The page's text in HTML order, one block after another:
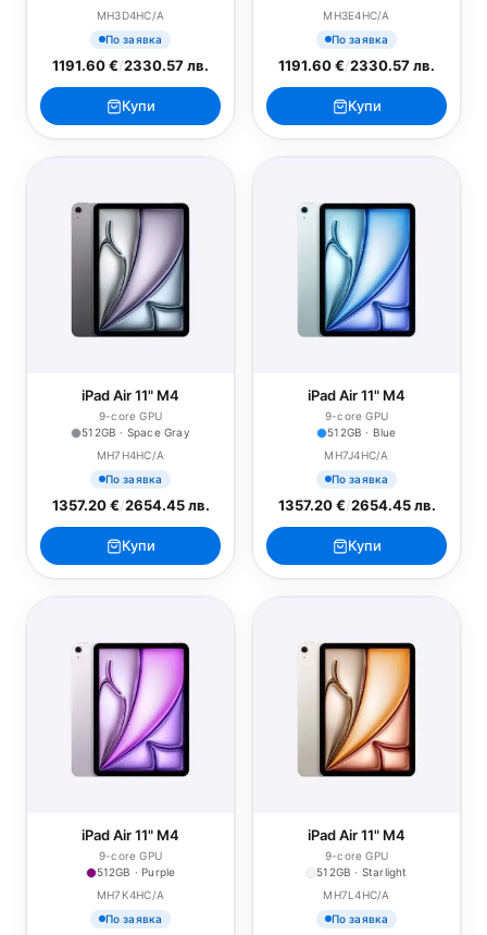
MH3D4HC/A
По заявка
1191.60 €/2330.57 лв.
Купи
MH3E4HC/A
По заявка
1191.60 €/2330.57 лв.
Купи
iPad Air 11" M4
9-core GPU
512GB · Space Gray
MH7H4HC/A
По заявка
1357.20 €/2654.45 лв.
Купи
iPad Air 11" M4
9-core GPU
512GB · Blue
MH7J4HC/A
По заявка
1357.20 €/2654.45 лв.
Купи
iPad Air 11" M4
9-core GPU
512GB · Purple
MH7K4HC/A
По заявка
iPad Air 11" M4
9-core GPU
512GB · Starlight
MH7L4HC/A
По заявка